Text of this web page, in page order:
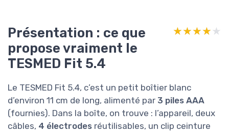
Présentation : ce que
propose vraiment le
TESMED Fit 5.4
★★★★★
★★★★★
Le TESMED Fit 5.4, c’est un petit boîtier blanc
d’environ 11 cm de long, alimenté par 3 piles AAA
(fournies). Dans la boîte, on trouve : l’appareil, deux
câbles, 4 électrodes réutilisables, un clip ceinture